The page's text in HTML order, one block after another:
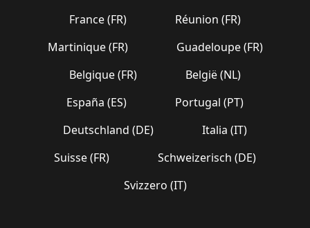
France (FR)
Réunion (FR)
Martinique (FR)
Guadeloupe (FR)
Belgique (FR)
België (NL)
España (ES)
Portugal (PT)
Deutschland (DE)
Italia (IT)
Suisse (FR)
Schweizerisch (DE)
Svizzero (IT)